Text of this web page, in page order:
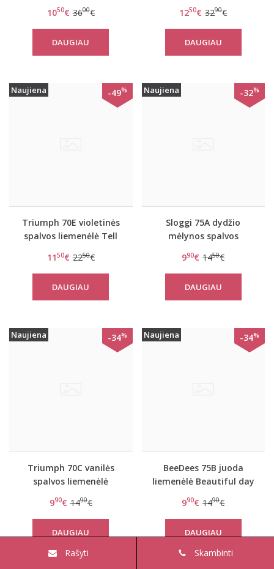
1050€ 3600€
DAUGIAU
Spotlight WHP
1250€ 3290€
DAUGIAU
Naujiena -49%
Triumph 70E violetinės
spalvos liemenėlė Tell
1150€ 2250€
DAUGIAU
Naujiena -32%
Sloggi 75A dydžio
mėlynos spalvos
N
990€ 1450€
DAUGIAU
Naujiena -34%
Triumph 70C vanilės
spalvos liemenėlė
990€ 1490€
DAUGIAU
Naujiena -34%
BeeDees 75B juoda
liemenėlė Beautiful day
990€ 1490€
DAUGIAU
Rašyti Skambinti